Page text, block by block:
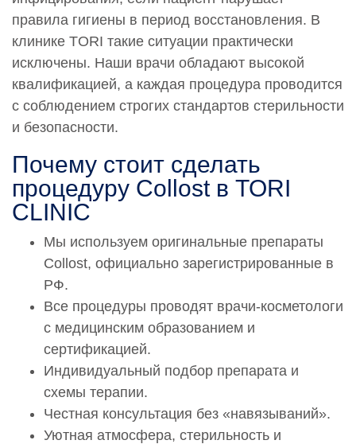
правила гигиены в период восстановления. В
клинике TORI такие ситуации практически
исключены. Наши врачи обладают высокой
квалификацией, а каждая процедура проводится
с соблюдением строгих стандартов стерильности
и безопасности.
Почему стоит сделать
процедуру Collost в TORI
CLINIC
Мы используем оригинальные препараты
Collost, официально зарегистрированные в
РФ.
Все процедуры проводят врачи-косметологи
с медицинским образованием и
сертификацией.
Индивидуальный подбор препарата и
схемы терапии.
Честная консультация без «навязываний».
Уютная атмосфера, стерильность и